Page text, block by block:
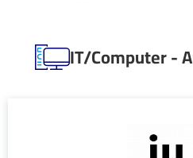
IT/Computer -